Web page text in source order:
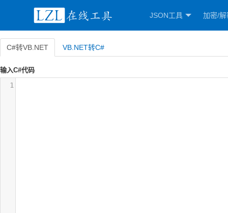
JSON工具 加密/解
C#转VB.NET VB.NET转C#
输入C#代码
1